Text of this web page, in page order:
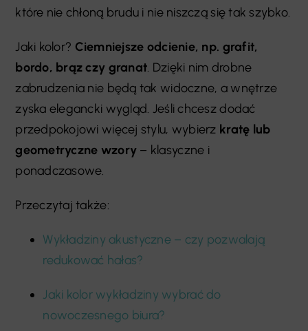
które nie chłoną brudu i nie niszczą się tak szybko.
Jaki kolor? Ciemniejsze odcienie, np. grafit,
bordo, brąz czy granat. Dzięki nim drobne
zabrudzenia nie będą tak widoczne, a wnętrze
zyska elegancki wygląd. Jeśli chcesz dodać
przedpokojowi więcej stylu, wybierz kratę lub
geometryczne wzory – klasyczne i
ponadczasowe.
Przeczytaj także:
Wykładziny akustyczne – czy pozwalają
redukować hałas?
Jaki kolor wykładziny wybrać do
nowoczesnego biura?